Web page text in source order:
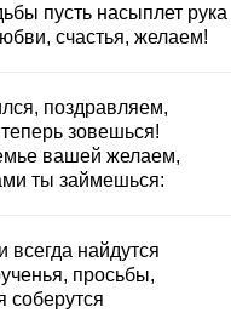
пусть насыплет рука
счастья, желаем!
поздравляем,
зовешься!
вашей желаем,
ты займешься:
всегда найдутся
просьбы,
соберутся